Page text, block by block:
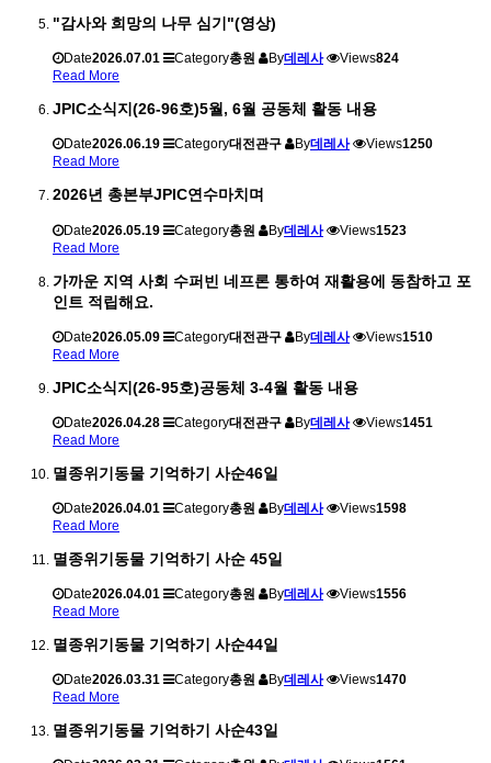
"감사와 희망의 나무 심기"(영상)
Date2026.07.01 Category총원 By데레사 Views824
Read More
JPIC소식지(26-96호)5월, 6월 공동체 활동 내용
Date2026.06.19 Category대전관구 By데레사 Views1250
Read More
2026년 총본부JPIC연수마치며
Date2026.05.19 Category총원 By데레사 Views1523
Read More
가까운 지역 사회 수퍼빈 네프론 통하여 재활용에 동참하고 포
인트 적립해요.
Date2026.05.09 Category대전관구 By데레사 Views1510
Read More
JPIC소식지(26-95호)공동체 3-4월 활동 내용
Date2026.04.28 Category대전관구 By데레사 Views1451
Read More
멸종위기동물 기억하기 사순46일
Date2026.04.01 Category총원 By데레사 Views1598
Read More
멸종위기동물 기억하기 사순 45일
Date2026.04.01 Category총원 By데레사 Views1556
Read More
멸종위기동물 기억하기 사순44일
Date2026.03.31 Category총원 By데레사 Views1470
Read More
멸종위기동물 기억하기 사순43일